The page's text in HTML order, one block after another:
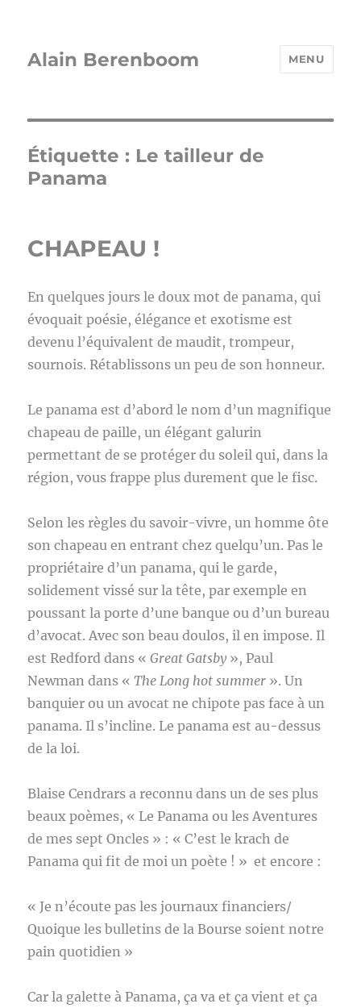
Alain Berenboom MENU
Étiquette : Le tailleur de
Panama
CHAPEAU !
En quelques jours le doux mot de panama, qui
évoquait poésie, élégance et exotisme est
devenu l’équivalent de maudit, trompeur,
sournois. Rétablissons un peu de son honneur.
Le panama est d’abord le nom d’un magnifique
chapeau de paille, un élégant galurin
permettant de se protéger du soleil qui, dans la
région, vous frappe plus durement que le fisc.
Selon les règles du savoir-vivre, un homme ôte
son chapeau en entrant chez quelqu’un. Pas le
propriétaire d’un panama, qui le garde,
solidement vissé sur la tête, par exemple en
poussant la porte d’une banque ou d’un bureau
d’avocat. Avec son beau doulos, il en impose. Il
est Redford dans «Great Gatsby», Paul
Newman dans «The Long hot summer ». Un
banquier ou un avocat ne chipote pas face à un
panama. Il s’incline. Le panama est au-dessus
de la loi.
Blaise Cendrars a reconnu dans un de ses plus
beaux poèmes, « Le Panama ou les Aventures
de mes sept Oncles » : « C’est le krach de
Panama qui fit de moi un poète ! » et encore :
« Je n’écoute pas les journaux financiers/
Quoique les bulletins de la Bourse soient notre
pain quotidien »
Car la galette à Panama, ça va et ça vient et ça